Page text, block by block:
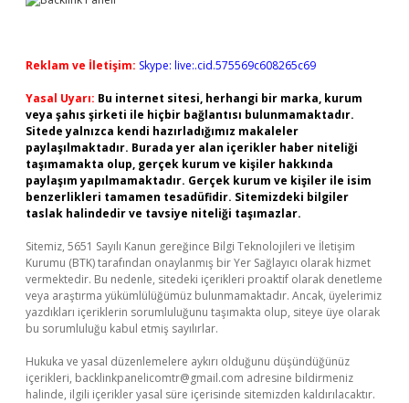
Reklam ve İletişim: Skype: live:.cid.575569c608265c69
Yasal Uyarı: Bu internet sitesi, herhangi bir marka, kurum
veya şahıs şirketi ile hiçbir bağlantısı bulunmamaktadır.
Sitede yalnızca kendi hazırladığımız makaleler
paylaşılmaktadır. Burada yer alan içerikler haber niteliği
taşımamakta olup, gerçek kurum ve kişiler hakkında
paylaşım yapılmamaktadır. Gerçek kurum ve kişiler ile isim
benzerlikleri tamamen tesadüfidir. Sitemizdeki bilgiler
taslak halindedir ve tavsiye niteliği taşımazlar.
Sitemiz, 5651 Sayılı Kanun gereğince Bilgi Teknolojileri ve İletişim
Kurumu (BTK) tarafından onaylanmış bir Yer Sağlayıcı olarak hizmet
vermektedir. Bu nedenle, sitedeki içerikleri proaktif olarak denetleme
veya araştırma yükümlülüğümüz bulunmamaktadır. Ancak, üyelerimiz
yazdıkları içeriklerin sorumluluğunu taşımakta olup, siteye üye olarak
bu sorumluluğu kabul etmiş sayılırlar.
Hukuka ve yasal düzenlemelere aykırı olduğunu düşündüğünüz
içerikleri, backlinkpanelicomtr@gmail.com adresine bildirmeniz
halinde, ilgili içerikler yasal süre içerisinde sitemizden kaldırılacaktır.